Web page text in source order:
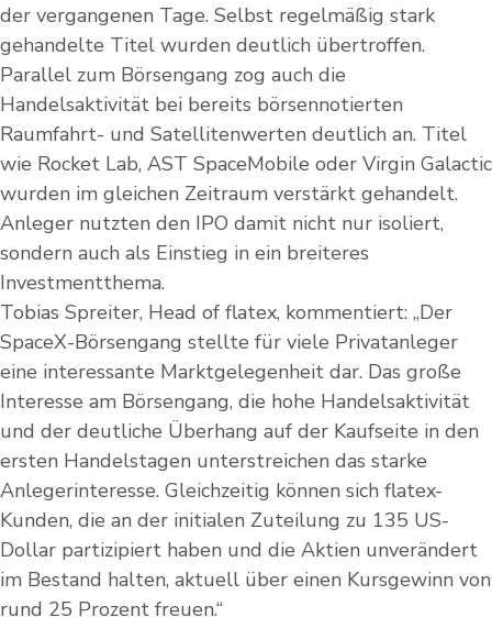
der vergangenen Tage. Selbst regelmäßig stark
gehandelte Titel wurden deutlich übertroffen.
Parallel zum Börsengang zog auch die
Handelsaktivität bei bereits börsennotierten
Raumfahrt- und Satellitenwerten deutlich an. Titel
wie Rocket Lab, AST SpaceMobile oder Virgin Galactic
wurden im gleichen Zeitraum verstärkt gehandelt.
Anleger nutzten den IPO damit nicht nur isoliert,
sondern auch als Einstieg in ein breiteres
Investmentthema.
Tobias Spreiter, Head of flatex, kommentiert: „Der
SpaceX-Börsengang stellte für viele Privatanleger
eine interessante Marktgelegenheit dar. Das große
Interesse am Börsengang, die hohe Handelsaktivität
und der deutliche Überhang auf der Kaufseite in den
ersten Handelstagen unterstreichen das starke
Anlegerinteresse. Gleichzeitig können sich flatex-
Kunden, die an der initialen Zuteilung zu 135 US-
Dollar partizipiert haben und die Aktien unverändert
im Bestand halten, aktuell über einen Kursgewinn von
rund 25 Prozent freuen.“